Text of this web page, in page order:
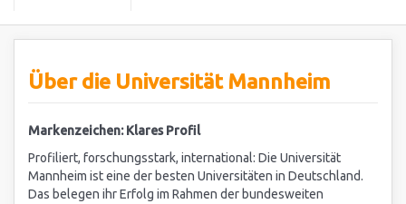
Über die Universität Mannheim
Markenzeichen: Klares Profil
Profiliert, forschungsstark, international: Die Universität
Mannheim ist eine der besten Universitäten in Deutschland.
Das belegen ihr Erfolg im Rahmen der bundesweiten